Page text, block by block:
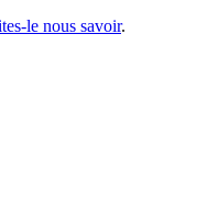
le nous savoir.